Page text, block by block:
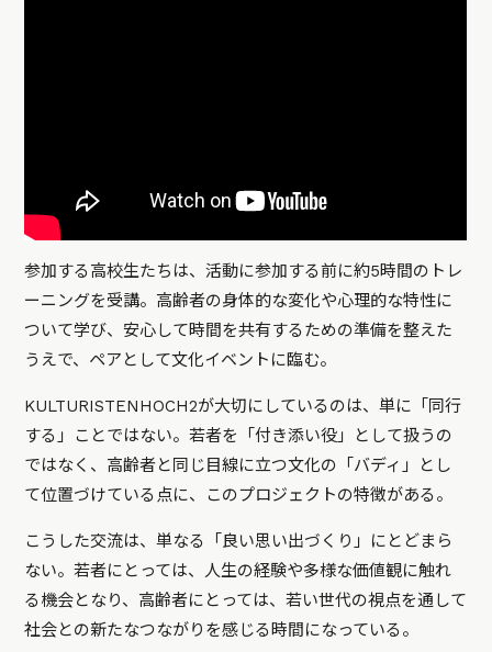
参加する高校生たちは、活動に参加する前に約5時間のトレ
ーニングを受講。高齢者の身体的な変化や心理的な特性に
ついて学び、安心して時間を共有するための準備を整えた
うえで、ペアとして文化イベントに臨む。
KULTURISTENHOCH2が大切にしているのは、単に「同行
する」ことではない。若者を「付き添い役」として扱うの
ではなく、高齢者と同じ目線に立つ文化の「バディ」とし
て位置づけている点に、このプロジェクトの特徴がある。
こうした交流は、単なる「良い思い出づくり」にとどまら
ない。若者にとっては、人生の経験や多様な価値観に触れ
る機会となり、高齢者にとっては、若い世代の視点を通して
社会との新たなつながりを感じる時間になっている。